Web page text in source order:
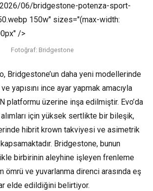
06/bridgestone-potenza-sport-
150w" sizes="(max-width:
/>
Fotoğraf: Bridgestone
Bridgestone’un daha yeni modellerinde
yapısını ince ayar yapmak amacıyla
platformu üzerine inşa edilmiştir. Evo’da
için yüksek sertlikte bir bileşik,
hibrit krown takviyesi ve asimetrik
kapsamaktadır. Bridgestone, bunun
birbirinin aleyhine işleyen frenleme
ömrü ve yuvarlanma direnci arasında eş
elde edildiğini belirtiyor.